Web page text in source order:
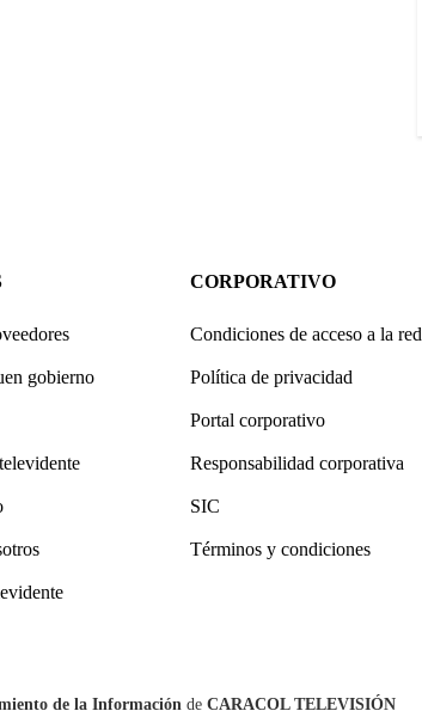
gobierno
CORPORATIVO
Condiciones de acceso a la red
Política de privacidad
Portal corporativo
Responsabilidad corporativa
SIC
Términos y condiciones
de la Información de CARACOL TELEVISIÓN